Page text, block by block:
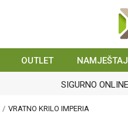
OUTLET
KONTAKT :
VRATNO KRILO IMPERIA